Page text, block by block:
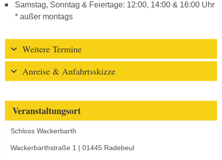
Samstag, Sonntag & Feiertage: 12:00, 14:00 & 16:00 Uhr
* außer montags
Weitere Termine
Anreise & Anfahrtsskizze
Veranstaltungsort
Schloss Wackerbarth
Wackerbarthstraße 1 | 01445 Radebeul